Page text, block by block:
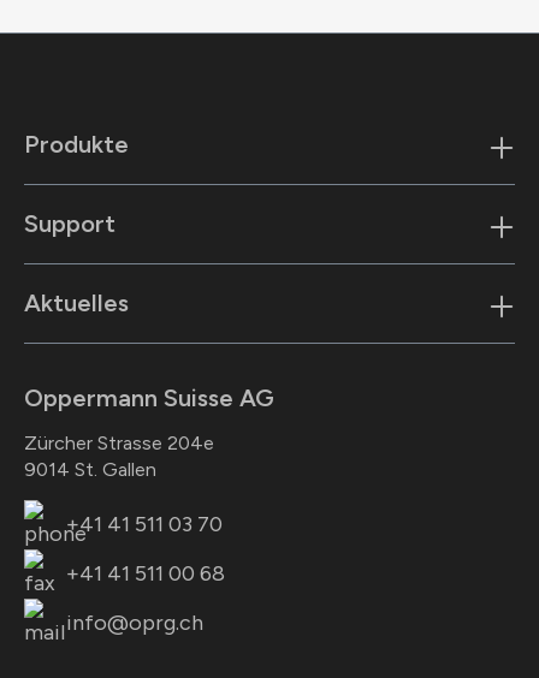
Oppermann Suisse AG
Zürcher Strasse 204e
9014 St. Gallen
+41 41 511 03 70
+41 41 511 00 68
info@oprg.ch
Produkte
Support
Aktuelles